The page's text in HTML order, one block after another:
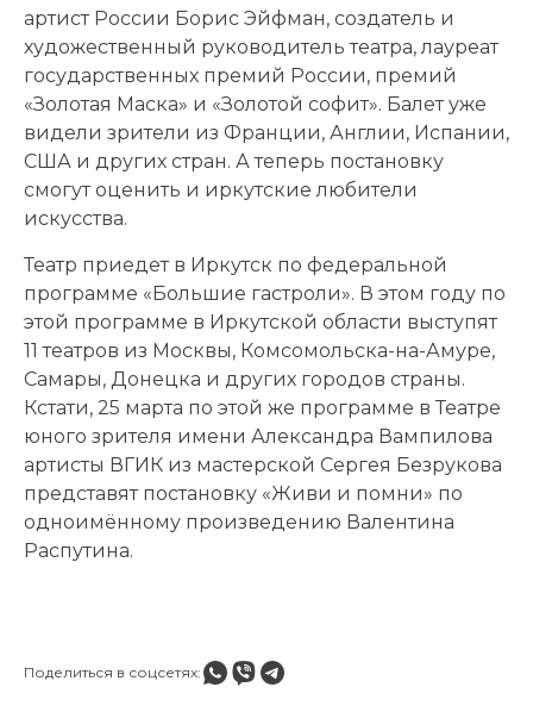
артист России Борис Эйфман, создатель и
художественный руководитель театра, лауреат
государственных премий России, премий
«Золотая Маска» и «Золотой софит». Балет уже
видели зрители из Франции, Англии, Испании,
США и других стран. А теперь постановку
смогут оценить и иркутские любители
искусства.
Театр приедет в Иркутск по федеральной
программе «Большие гастроли». В этом году по
этой программе в Иркутской области выступят
11 театров из Москвы, Комсомольска-на-Амуре,
Самары, Донецка и других городов страны.
Кстати, 25 марта по этой же программе в Театре
юного зрителя имени Александра Вампилова
артисты ВГИК из мастерской Сергея Безрукова
представят постановку «Живи и помни» по
одноимённому произведению Валентина
Распутина.
Поделиться в соцсетях: